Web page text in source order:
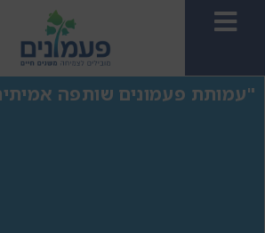
"עמותת פעמונים שותפה